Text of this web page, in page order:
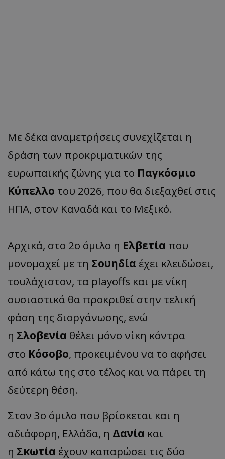
Με δέκα αναμετρήσεις συνεχίζεται η
δράση των προκριματικών της
ευρωπαϊκής ζώνης για το Παγκόσμιο
Κύπελλο του 2026, που θα διεξαχθεί στις
ΗΠΑ, στον Καναδά και το Μεξικό.
Αρχικά, στο 2ο όμιλο η Ελβετία που
μονομαχεί με τη Σουηδία έχει κλειδώσει,
τουλάχιστον, τα playoffs και με νίκη
ουσιαστικά θα προκριθεί στην τελική
φάση της διοργάνωσης, ενώ
η Σλοβενία θέλει μόνο νίκη κόντρα
στο Κόσοβο, προκειμένου να το αφήσει
από κάτω της στο τέλος και να πάρει τη
δεύτερη θέση.
Στον 3ο όμιλο που βρίσκεται και η
αδιάφορη, Ελλάδα, η Δανία και
η Σκωτία έχουν καπαρώσει τις δύο